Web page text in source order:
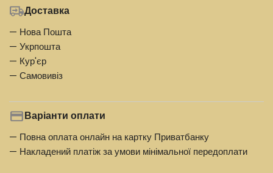
Доставка
— Нова Пошта
— Укрпошта
— Кур'єр
— Самовивіз
Варіанти оплати
— Повна оплата онлайн на картку Приватбанку
— Накладений платіж за умови мінімальної передоплати